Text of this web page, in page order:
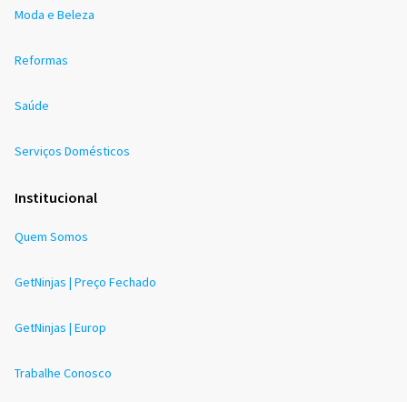
Moda e Beleza
Reformas
Saúde
Serviços Domésticos
Institucional
Quem Somos
GetNinjas | Preço Fechado
GetNinjas | Europ
Trabalhe Conosco